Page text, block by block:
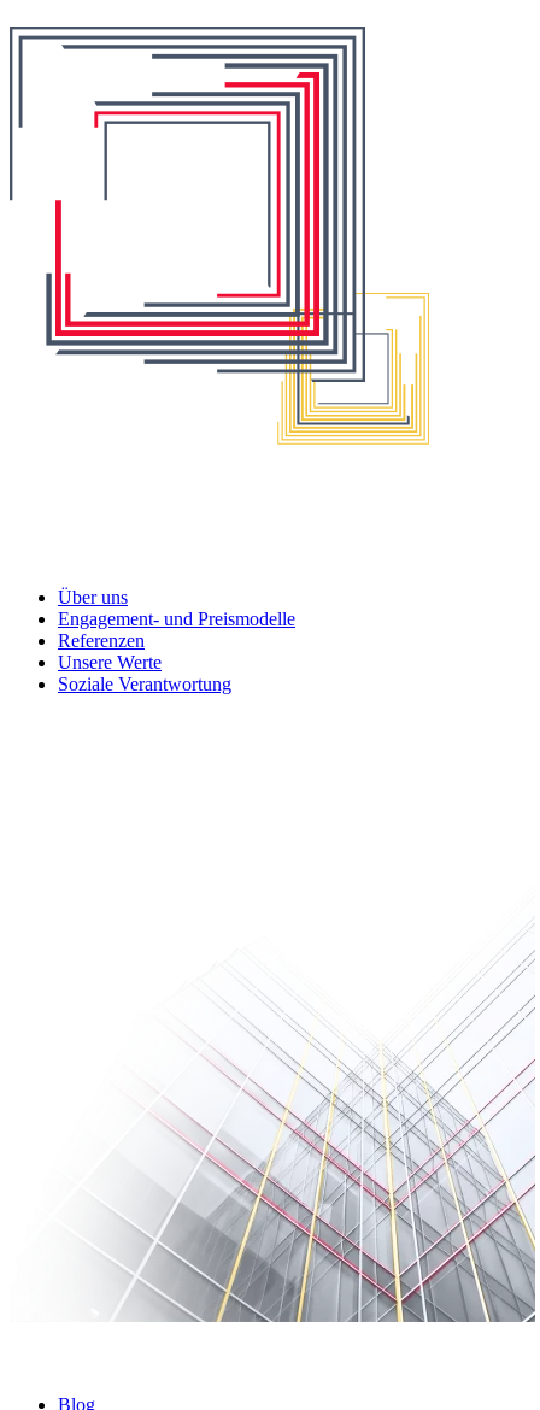
Über uns
Engagement- und Preismodelle
Referenzen
Unsere Werte
Soziale Verantwortung
Blog